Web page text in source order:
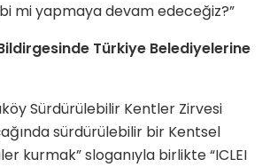
mi yapmaya devam edeceğiz?”
Türkiye Belediyelerine
Sürdürülebilir Kentler Zirvesi
sürdürülebilir bir Kentsel
kurmak” sloganıyla birlikte “ICLEI